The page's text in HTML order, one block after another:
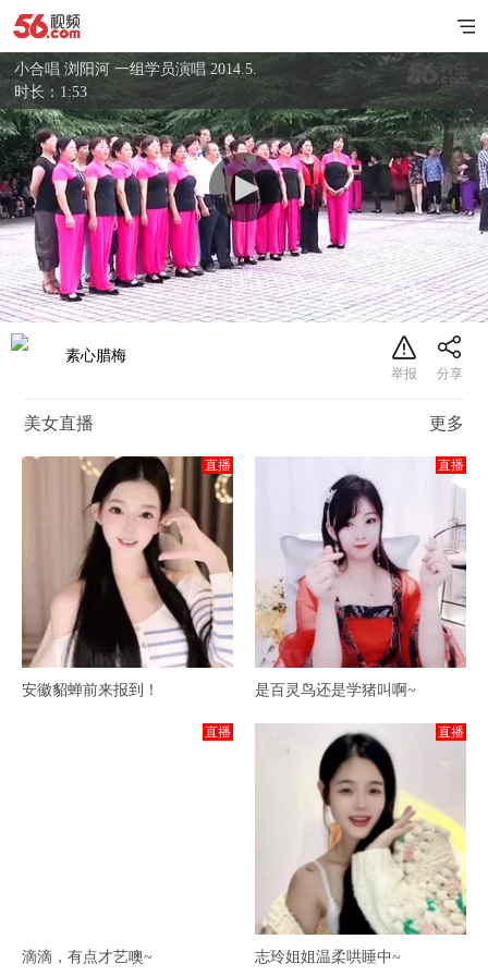
小合唱 浏阳河 一组学员演唱 2014.5.
时长：1:53
素心腊梅
美女直播 更多
直播
安徽貂蝉前来报到！
直播
是百灵鸟还是学猪叫啊~
直播
滴滴，有点才艺噢~
直播
志玲姐姐温柔哄睡中~